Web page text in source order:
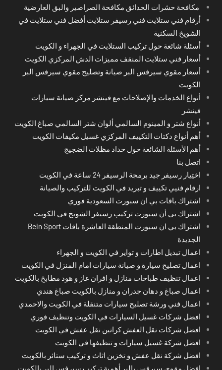
مكافحة حشرات الحدائق مكافحة الصراصير والبق العارضية
أرقام فني ستلايت فني رسيفر ستلايت أفضل فني ستلايت في
الشويخ السكنية
أسئلة شائعة حول تركيب الستلايت في الجهراء و الكويت
أسعار فني ستلايت المنقف مميزات الدش المركزي الكويت
أسعار مقوي سيرفس البر صيانة وتصليح مقوي سيرفس البر
الكويت
أنواع الخدمات والإصلاحات مع فينشر مركز صيانة سيارات
فينشر
أنواع شتر و المينوم السالمي ألوان شتر السالمي صباغ الكويت
أهم أنواع دكتات التكييف المركزي غسيل مكيفات الكويت
أهم الأسئلة الشائعة حول حداد مظلات الضجيج
اتصل بنا
اختِيار رسيفر جيد برمجة الرسيفر 24 ساعة في الكويت
ارقام فنيي تكييف و تبريد في الكويت للتركيب والصيانة
اشتراك باقات بي ان سبورت السعودية فوري
اشتراك بي أن سبورت تركيب رسيفر الشويخ في الكويت
اشتراك بي ان سبورت المنطقة العاشرة باقات Bein Sport
الجديدة
اعمال تبديل اطارات و تواير في الكويت و الجهراء
اعمال تصليح سيارة و صيانة سيارات امام المنزل في الكويت
اعمال تنظيف طباخات منازل و افران غاز و هود مطابخ بالكويت
اعمال صباغ و دهان جدران و منازل بالكويت صباغ هندي
اعمال فني ورشة تصليح سيارات متنقلة في الكويت والاحمدي
افضل شركات غسيل السيارات في الكويت وتنظيف فوري
افضل شركات نقل العفش كراتين نقل عفش في الكويت
افضل شركة غسيل سيارات و تنظيفها في الكويت
افضل شركة نقل عفش و تخزين اثاث و تركيب ستائر بالكويت
افضل مقوي سيرفس بالبر أهمية تركيب سيرفس البر بالكويت